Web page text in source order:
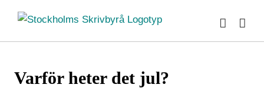
innehållet
Varför heter det jul?